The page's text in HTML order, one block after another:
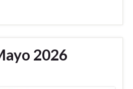
2026